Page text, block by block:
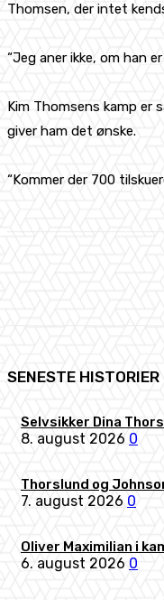
Thomsen, der intet
“Jeg aner ikke, om han
Kim Thomsens kamp er
giver ham det ønske.
“Kommer der 700
SENESTE HISTORIER
Selvsikker Dina
8. august 2026 0
Thorslund og
7. august 2026 0
Oliver Maximilian i
6. august 2026 0